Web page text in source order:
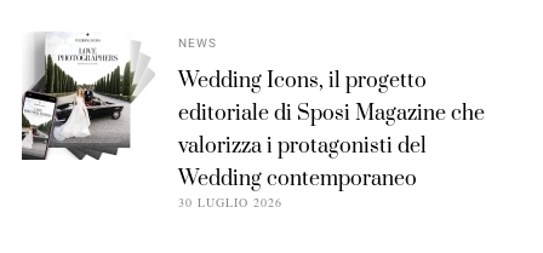
NEWS
Wedding Icons, il progetto
editoriale di Sposi Magazine che
valorizza i protagonisti del
Wedding contemporaneo
30 LUGLIO 2026